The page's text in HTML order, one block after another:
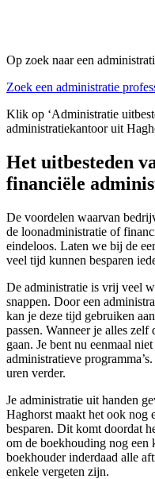
Op zoek naar een
Zoek een administratie
Klik op ‘Administratie
administratiekantoor uit
Het uitbesteden
financiële
De voordelen waarvan
de loonadministratie of
eindeloos. Laten we bij de
veel tijd kunnen besparen
De administratie is vrij veel
snappen. Door een
kan je deze tijd gebruiken
passen. Wanneer je alles
gaan. Je bent nu eenmaal
administratieve
uren verder.
Je administratie uit handen
Haghorst maakt het ook nog
besparen. Dit komt doordat
om de boekhouding nog een
boekhouder inderdaad alle
enkele vergeten zijn.